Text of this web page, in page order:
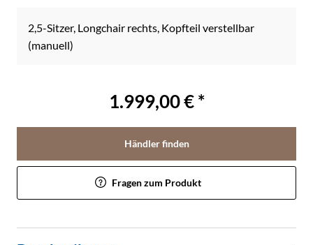
2,5-Sitzer, Longchair rechts, Kopfteil verstellbar
(manuell)
1.999,00 € *
Händler finden
Fragen zum Produkt